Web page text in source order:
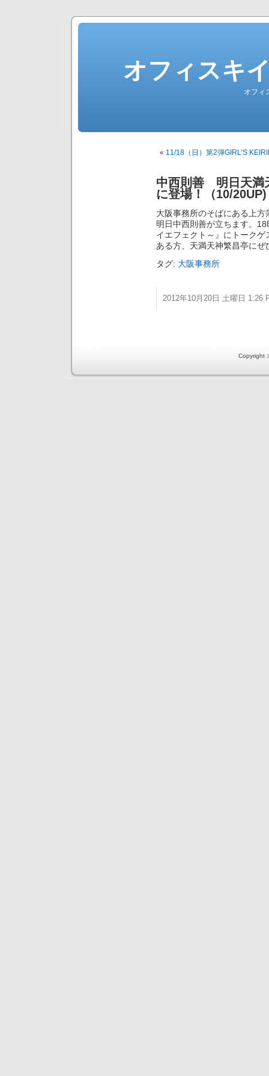
オフィスキ
オフィ
« 11/18（日）第2弾GIRL’S
中西則善 明日天満
に登場！（10/20UP)
大阪事務所のそばにある上
明日中西則善が立ちます。
イエフェクト～』にトーク
ある方、天満天神繁昌亭にぜ
タグ: 大阪事務所
2012年10月20日 土曜日 1:26
Copyright